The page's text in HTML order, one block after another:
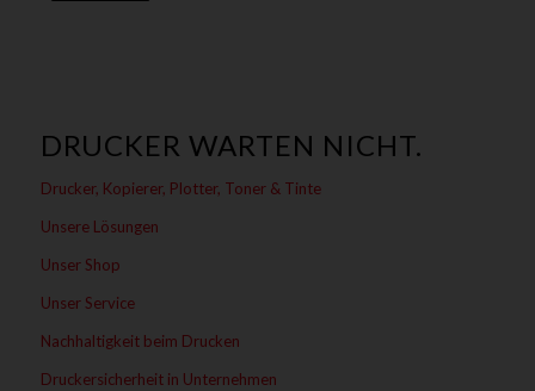
DRUCKER WARTEN NICHT.
Drucker, Kopierer, Plotter, Toner & Tinte
Unsere Lösungen
Unser Shop
Unser Service
Nachhaltigkeit beim Drucken
Druckersicherheit in Unternehmen